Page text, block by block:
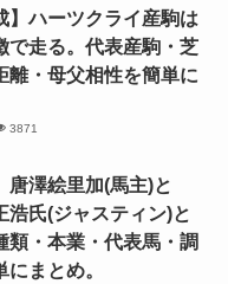
】ハーツクライ産駒は
で走る。代表産駒・芝
離・母父相性を簡単に
3871
唐澤絵里加(馬主)と
浩氏(ジャスティン)と
類・本業・代表馬・調
まとめ。